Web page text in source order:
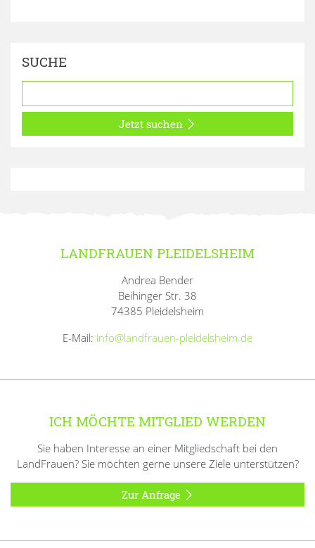
SUCHE
Jetzt suchen
LANDFRAUEN PLEIDELSHEIM
Andrea Bender
Beihinger Str. 38
74385 Pleidelsheim
E-Mail: info@landfrauen-pleidelsheim.de
ICH MÖCHTE MITGLIED WERDEN
Sie haben Interesse an einer Mitgliedschaft bei den
LandFrauen? Sie möchten gerne unsere Ziele unterstützen?
Zur Anfrage